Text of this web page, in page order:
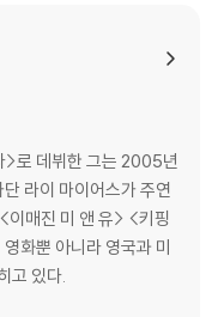
회송된 상품의 상태 확인 후
지 않도록 완충 포장을 부
로 데뷔한 그는 2005년
라이 마이어스가 주연
이매진 미 앤 유> <키핑
화뿐 아니라 영국과 미
고 있다.